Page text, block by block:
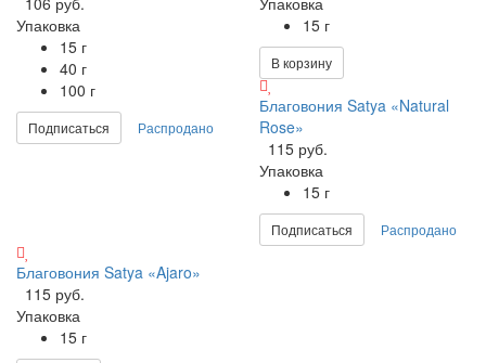
Упаковка
15 г
40 г
100 г
Подписаться Распродано
15 г
В корзину
Благовония Satya «Natural
Rose»
115 руб.
Упаковка
15 г
Подписаться Распродано
Благовония Satya «Ajaro»
115 руб.
Упаковка
15 г